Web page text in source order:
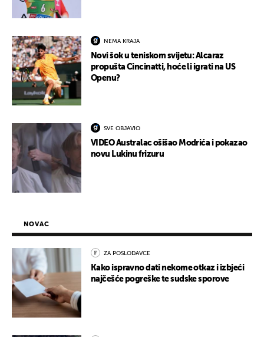
NEMA KRAJA
Novi šok u teniskom svijetu: Alcaraz
propušta Cincinatti, hoće li igrati na US
Openu?
SVE OBJAVIO
VIDEO Australac ošišao Modrića i pokazao
novu Lukinu frizuru
NOVAC
ZA POSLODAVCE
Kako ispravno dati nekome otkaz i izbjeći
najčešće pogreške te sudske sporove